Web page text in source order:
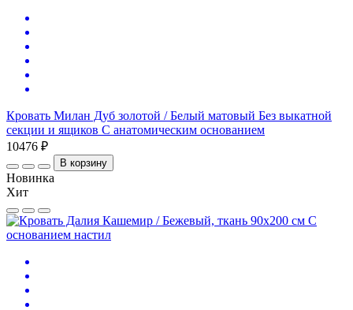
Кровать Милан Дуб золотой / Белый матовый Без выкатной
секции и ящиков С анатомическим основанием
10476 ₽
В корзину
Новинка
Хит